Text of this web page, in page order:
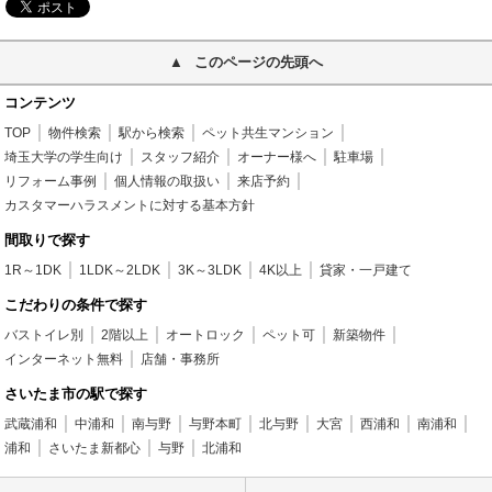
このページの先頭へ
コンテンツ
TOP 物件検索 駅から検索
ペット共生マンション
埼玉大学の学生向け
スタッフ紹介 オーナー様へ
駐車場
リフォーム事例
個人情報の取扱い
来店予約
カスタマーハラスメントに対する基本方針
間取りで探す
1R～1DK 1LDK～2LDK 3K～3LDK 4K以上 貸家・一戸建て
こだわりの条件で探す
バストイレ別 2階以上 オートロック ペット可
新築物件
インターネット無料
店舗・事務所
さいたま市の駅で探す
武蔵浦和 中浦和 南与野 与野本町 北与野 大宮 西浦和
南浦和
浦和
さいたま新都心 与野 北浦和